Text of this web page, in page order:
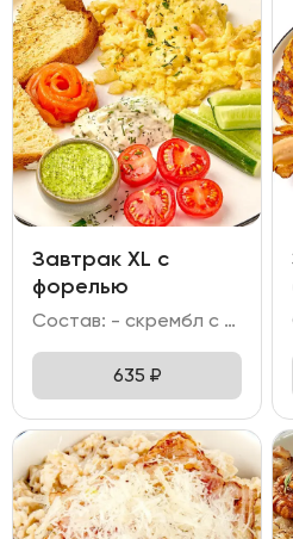
Завтрак XL c
форелью
Состав: - скрембл с креветкой; - форель слабо-соленая; - огурец свежий; помидоры Черри; - бриошь; - соус тар-тар; масло пряное.
635 ₽